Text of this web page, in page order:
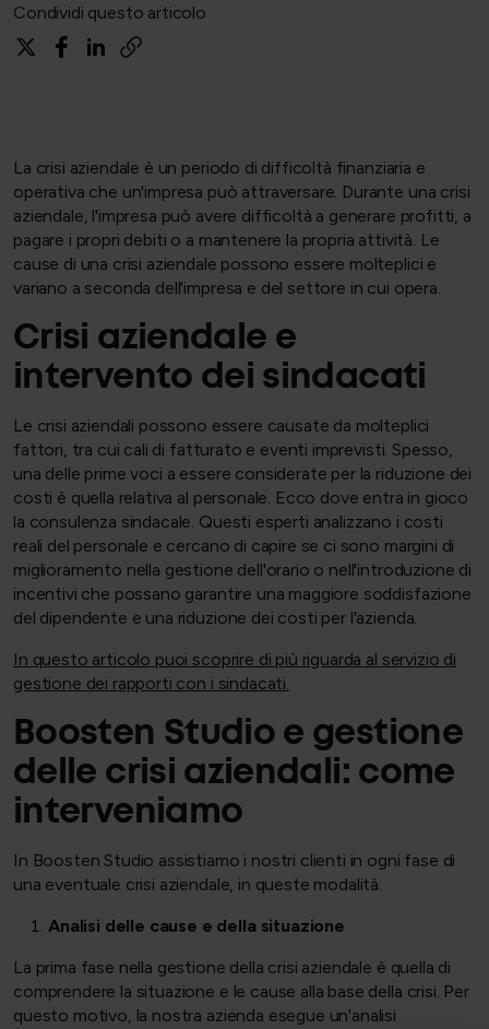
Condividi questo articolo
La crisi aziendale è un periodo di difficoltà finanziaria e
operativa che un'impresa può attraversare. Durante una crisi
aziendale, l'impresa può avere difficoltà a generare profitti, a
pagare i propri debiti o a mantenere la propria attività. Le
cause di una crisi aziendale possono essere molteplici e
variano a seconda dell'impresa e del settore in cui opera.
Crisi aziendale e
intervento dei sindacati
Le crisi aziendali possono essere causate da molteplici
fattori, tra cui cali di fatturato e eventi imprevisti. Spesso,
una delle prime voci a essere considerate per la riduzione dei
costi è quella relativa al personale. Ecco dove entra in gioco
la consulenza sindacale. Questi esperti analizzano i costi
reali del personale e cercano di capire se ci sono margini di
miglioramento nella gestione dell'orario o nell'introduzione di
incentivi che possano garantire una maggiore soddisfazione
del dipendente e una riduzione dei costi per l'azienda.
In questo articolo puoi scoprire di più riguarda al servizio di
gestione dei rapporti con i sindacati.
Boosten Studio e gestione
delle crisi aziendali: come
interveniamo
In Boosten Studio assistiamo i nostri clienti in ogni fase di
una eventuale crisi aziendale, in queste modalità:
Analisi delle cause e della situazione
La prima fase nella gestione della crisi aziendale è quella di
comprendere la situazione e le cause alla base della crisi. Per
questo motivo, la nostra azienda esegue un'analisi